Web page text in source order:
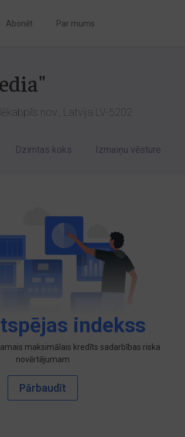
Abonēt Par mums
nov., Latvija LV-5202
Dzimtas koks Izmaiņu vēsture
indekss
maksimālais kredīts sadarbības riska
novērtējumam
Pārbaudīt